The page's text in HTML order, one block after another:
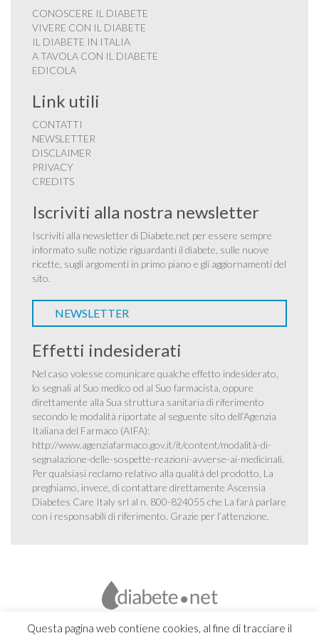
Questa pagina web contiene cookies, al fine di tracciare il
CONOSCERE IL DIABETE
VIVERE CON IL DIABETE
IL DIABETE IN ITALIA
A TAVOLA CON IL DIABETE
EDICOLA
Link utili
CONTATTI
NEWSLETTER
DISCLAIMER
PRIVACY
CREDITS
Iscriviti alla nostra newsletter
Iscriviti alla newsletter di Diabete.net per essere sempre
informato sulle notizie riguardanti il diabete, sulle nuove
ricette, sugli argomenti in primo piano e gli aggiornamenti del
sito.
NEWSLETTER
Effetti indesiderati
Nel caso volesse comunicare qualche effetto indesiderato,
lo segnali al Suo medico od al Suo farmacista, oppure
direttamente alla Sua struttura sanitaria di riferimento
secondo le modalità riportate al seguente sito dell’Agenzia
Italiana del Farmaco (AIFA):
http://www.agenziafarmaco.gov.it/it/content/modalità-di-
segnalazione-delle-sospette-reazioni-avverse-ai-medicinali.
Per qualsiasi reclamo relativo alla qualità del prodotto, La
preghiamo, invece, di contattare direttamente Ascensia
Diabetes Care Italy srl al n. 800-824055 che La farà parlare
con i responsabili di riferimento. Grazie per l’attenzione.